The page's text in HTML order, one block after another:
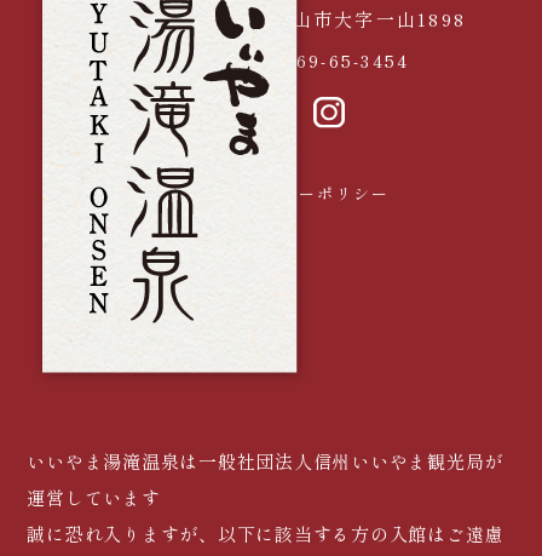
長野県飯山市大字一山1898
電話
0269-65-3454
プライバシーポリシー
いいやま湯滝温泉は一般社団法人信州いいやま観光局が
運営しています
誠に恐れ入りますが、以下に該当する方の入館はご遠慮